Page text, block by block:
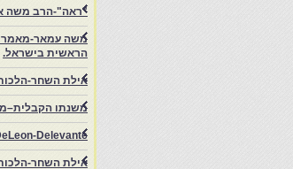
"ראה"-הרב משה
משה עמאר-
הראשית בישראל.
אילת השחר-
משנתו
Delevante.
אילת השחר-